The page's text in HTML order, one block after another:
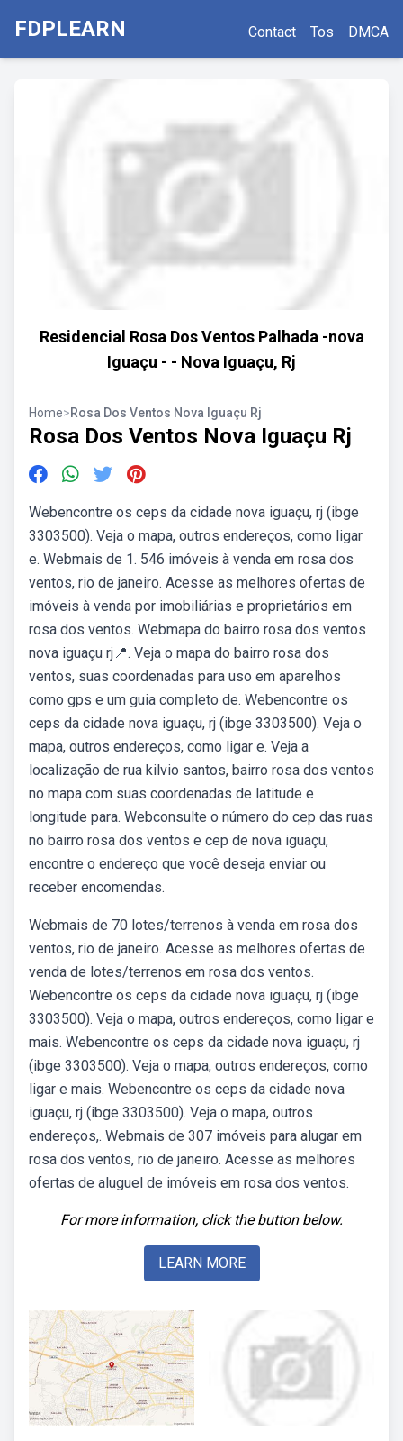
FDPLEARN Contact Tos DMCA
Residencial Rosa Dos Ventos Palhada -nova
Iguaçu - - Nova Iguaçu, Rj
Home>Rosa Dos Ventos Nova Iguaçu Rj
Rosa Dos Ventos Nova Iguaçu Rj
Webencontre os ceps da cidade nova iguaçu, rj (ibge
3303500). Veja o mapa, outros endereços, como ligar
e. Webmais de 1. 546 imóveis à venda em rosa dos
ventos, rio de janeiro. Acesse as melhores ofertas de
imóveis à venda por imobiliárias e proprietários em
rosa dos ventos. Webmapa do bairro rosa dos ventos
nova iguaçu rj📍. Veja o mapa do bairro rosa dos
ventos, suas coordenadas para uso em aparelhos
como gps e um guia completo de. Webencontre os
ceps da cidade nova iguaçu, rj (ibge 3303500). Veja o
mapa, outros endereços, como ligar e. Veja a
localização de rua kilvio santos, bairro rosa dos ventos
no mapa com suas coordenadas de latitude e
longitude para. Webconsulte o número do cep das ruas
no bairro rosa dos ventos e cep de nova iguaçu,
encontre o endereço que você deseja enviar ou
receber encomendas.
Webmais de 70 lotes/terrenos à venda em rosa dos
ventos, rio de janeiro. Acesse as melhores ofertas de
venda de lotes/terrenos em rosa dos ventos.
Webencontre os ceps da cidade nova iguaçu, rj (ibge
3303500). Veja o mapa, outros endereços, como ligar e
mais. Webencontre os ceps da cidade nova iguaçu, rj
(ibge 3303500). Veja o mapa, outros endereços, como
ligar e mais. Webencontre os ceps da cidade nova
iguaçu, rj (ibge 3303500). Veja o mapa, outros
endereços,. Webmais de 307 imóveis para alugar em
rosa dos ventos, rio de janeiro. Acesse as melhores
ofertas de aluguel de imóveis em rosa dos ventos.
For more information, click the button below.
LEARN MORE